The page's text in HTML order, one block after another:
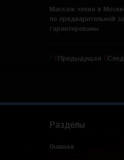
Массаж члена в
по предварительной
гарантированы.
` Предыдущая
Разделы
Главная